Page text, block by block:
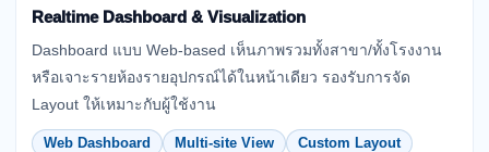
Realtime Dashboard & Visualization
Dashboard แบบ Web-based เห็นภาพรวมทั้งสาขา/ทั้งโรงงาน
หรือเจาะรายห้องรายอุปกรณ์ได้ในหน้าเดียว รองรับการจัด
Layout ให้เหมาะกับผู้ใช้งาน
Web Dashboard Multi-site View Custom Layout